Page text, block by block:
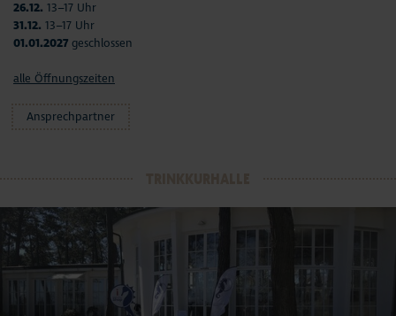
26.12. 13–17 Uhr
31.12. 13–17 Uhr
01.01.2027 geschlossen
alle Öffnungszeiten
Ansprechpartner